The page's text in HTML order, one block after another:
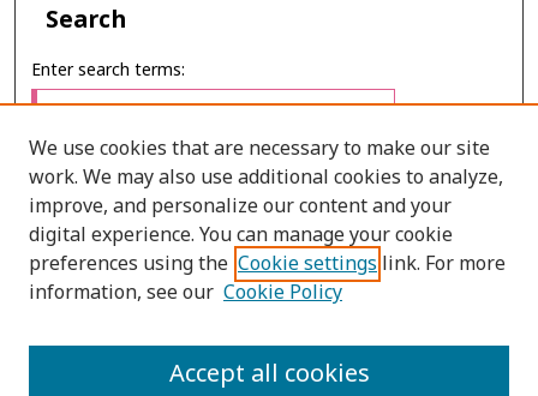
Search
Enter search terms:
Select context to search:
Advanced Search
PRINT ISSN: 0859-3868
We use cookies that are necessary to make our site
work. We may also use additional cookies to analyze,
improve, and personalize our content and your
digital experience. You can manage your cookie
preferences using the Cookie settings link. For more
information, see our Cookie Policy
Accept all cookies